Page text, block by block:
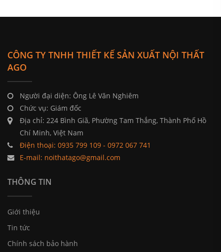
CÔNG TY TNHH THIẾT KẾ SẢN XUẤT NỘI THẤT
AGO
Người đại diện: Ông Lê Văn Nghiêm
Chức vụ: Giám đốc
Địa chỉ: 224 Bình Giã, Phường Tam Thắng, Thành Phố Hồ
Chí Minh, Việt Nam
Điện thoại: 0935 799 109 - 0972 067 741
E-mail: noithatago@gmail.com
THÔNG TIN
Giới thiệu
Tin tức
Chính sách bảo hành